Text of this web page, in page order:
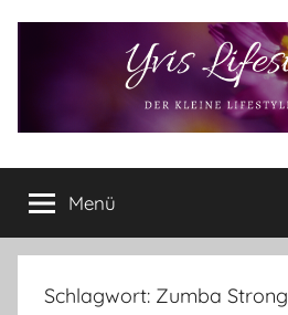
Yvis
Lifestyle
Lifestyle
Blog
–
Lifestyle,
Menü
Schlagwort: Zumba Strong